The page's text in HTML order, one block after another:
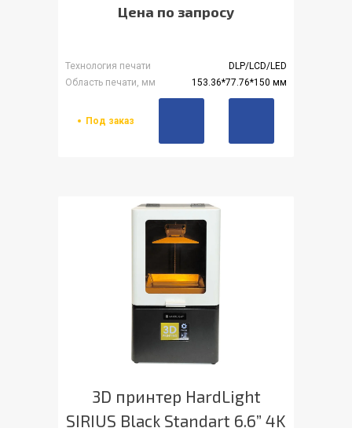
Цена по запросу
Технология печати
DLP/LCD/LED
Область печати, мм
153.36*77.76*150 мм
Под заказ
3D принтер HardLight
SIRIUS Black Standart 6.6” 4K